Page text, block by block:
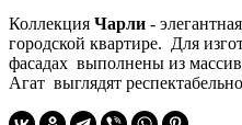
Коллекция Чарли -
городской квартире. Для
фасадах выполнены из
Агат выглядят